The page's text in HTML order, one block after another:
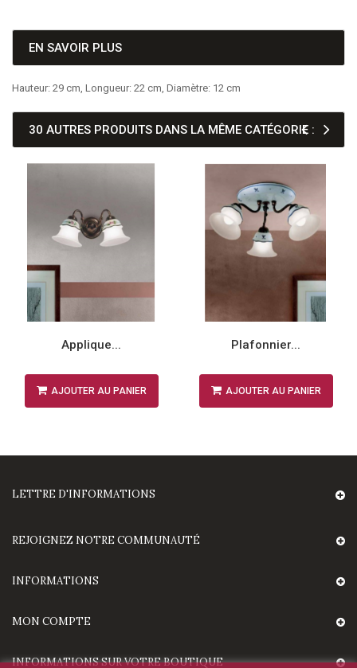
EN SAVOIR PLUS
Hauteur: 29 cm, Longueur: 22 cm, Diamètre: 12 cm
30 AUTRES PRODUITS DANS LA MÊME CATÉGORIE :
Applique...
AJOUTER AU PANIER
Plafonnier...
AJOUTER AU PANIER
LETTRE D'INFORMATIONS
REJOIGNEZ NOTRE COMMUNAUTÉ
INFORMATIONS
MON COMPTE
INFORMATIONS SUR VOTRE BOUTIQUE